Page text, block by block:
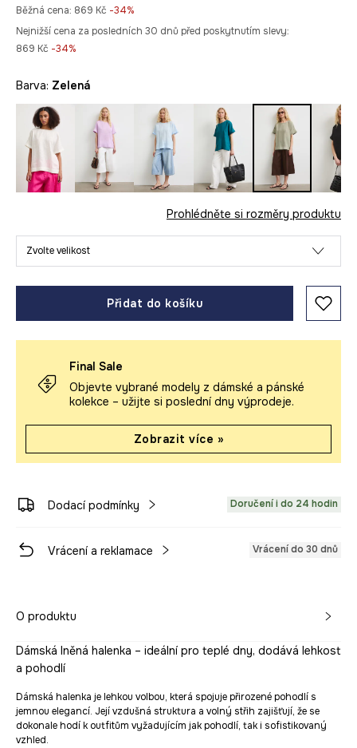
Běžná cena: 869 Kč -34%
Nejnižší cena za posledních 30 dnů před poskytnutím slevy:
869 Kč -34%
Barva: zelená
Prohlédněte si rozměry produktu
Zvolte velikost
Přidat do košíku
Final Sale
Objevte vybrané modely z dámské a pánské
kolekce – užijte si poslední dny výprodeje.
Zobrazit více »
Dodací podmínky Doručení i do 24 hodin
Vrácení a reklamace Vrácení do 30 dnů
O produktu
Dámská lněná halenka – ideální pro teplé dny, dodává lehkost
a pohodlí
Dámská halenka je lehkou volbou, která spojuje přirozené pohodlí s
jemnou elegancí. Její vzdušná struktura a volný střih zajišťují, že se
dokonale hodí k outfitům vyžadujícím jak pohodlí, tak i sofistikovaný
vzhled.